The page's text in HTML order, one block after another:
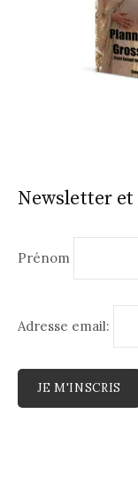
Newsletter et
Prénom
Adresse email: